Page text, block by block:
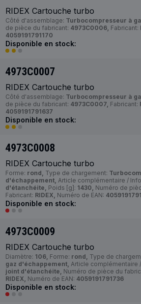
RIDEX Cartouche turbo
Côté d'assemblage: Turbocompresseur à
de pièce du fabricant: 4973C0006, Fabricant:
4059191791170
Disponible en stock:
4973C0007
RIDEX Cartouche turbo
Côté d'assemblage: Turbocompresseur à
de pièce du fabricant: 4973C0007, Fabricant:
4059191791637
Disponible en stock:
4973C0008
RIDEX Cartouche turbo
Forme: rond, Type de chargement:
d'échappement, Article complémentaire /
d'étanchéite, Poids [g]: 1430, Numéro de
Fabricant: RIDEX, Numéro de EAN:
Disponible en stock:
4973C0009
RIDEX Cartouche turbo
Diamètre: 106, Forme: rond, Type de
gaz d'échappement, Article complémentaire
joint d'étanchéite, Numéro de pièce du
RIDEX, Numéro de EAN: 4059191791736
Disponible en stock: